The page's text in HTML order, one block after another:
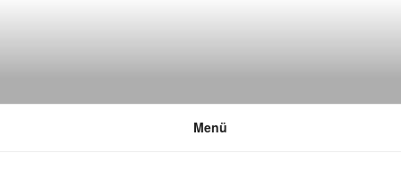
DEUTSCHE UMWELTSTIFTUNG
Menü